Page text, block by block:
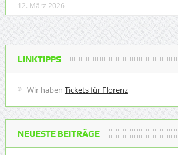
12. März 2026
LINKTIPPS
Wir haben Tickets für Florenz
NEUESTE BEITRÄGE